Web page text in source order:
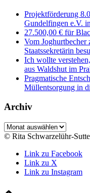
Projektförderung
Gundelfingen e.V.
27.500,00 € für
Vom
Staatssekretärin
Ich wollte
aus Waldshut im
Pragmatische
Müllentsorgung in
Archiv
Archiv
© Rita Schwarzelühr-
Link zu Facebook
Link zu X
Link zu Instagram